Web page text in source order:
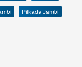
Pilkada Jambi